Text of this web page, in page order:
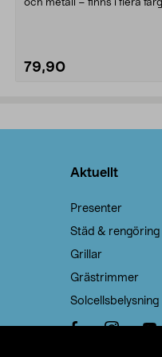
och metall – finns i flera
79,90
Aktuellt
Presenter
Städ & rengöring
Grillar
Grästrimmer
Solcellsbelysning